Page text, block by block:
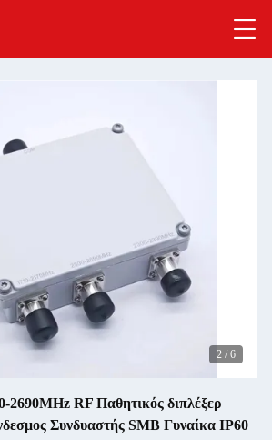
2 / 6
2690MHz RF Παθητικός διπλέξερ
Συνδυαστής SMB Γυναίκα IP60